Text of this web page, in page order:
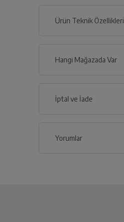
Ürün Teknik Özellikleri
Hangi Mağazada Var
İptal ve İade
Yorumlar